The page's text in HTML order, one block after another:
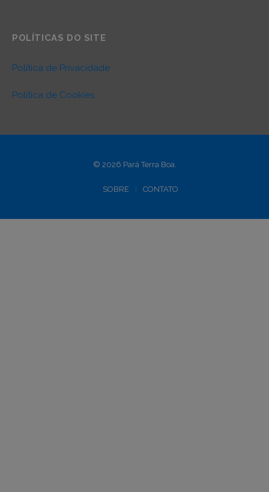
POLÍTICAS DO SITE
Política de Privacidade
Política de Cookies
© 2026 Pará Terra Boa.
SOBRE CONTATO